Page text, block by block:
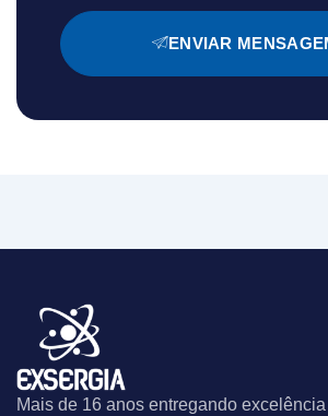
ENVIAR
Mais de 16 anos entregando